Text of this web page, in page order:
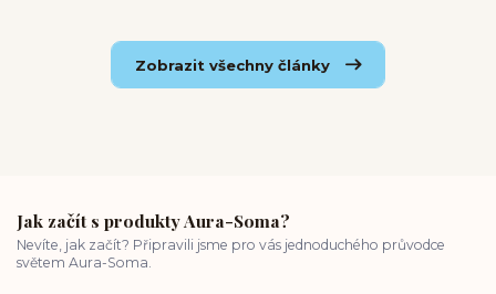
Zobrazit všechny články
Jak začít s produkty Aura-Soma?
Nevíte, jak začít? Připravili jsme pro vás jednoduchého průvodce
světem Aura-Soma.